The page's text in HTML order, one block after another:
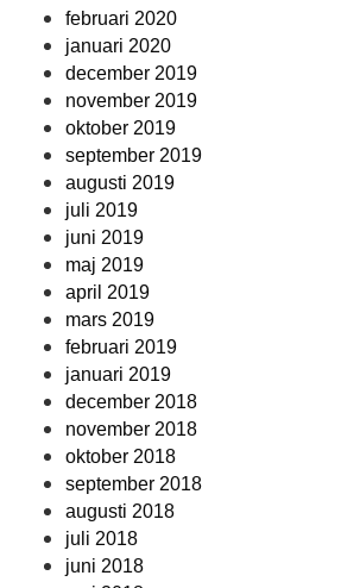
februari 2020
januari 2020
december 2019
november 2019
oktober 2019
september 2019
augusti 2019
juli 2019
juni 2019
maj 2019
april 2019
mars 2019
februari 2019
januari 2019
december 2018
november 2018
oktober 2018
september 2018
augusti 2018
juli 2018
juni 2018